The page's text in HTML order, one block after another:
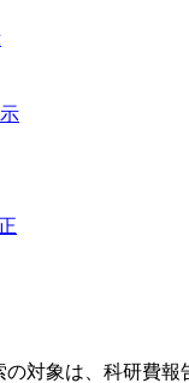
対象は、科研費報